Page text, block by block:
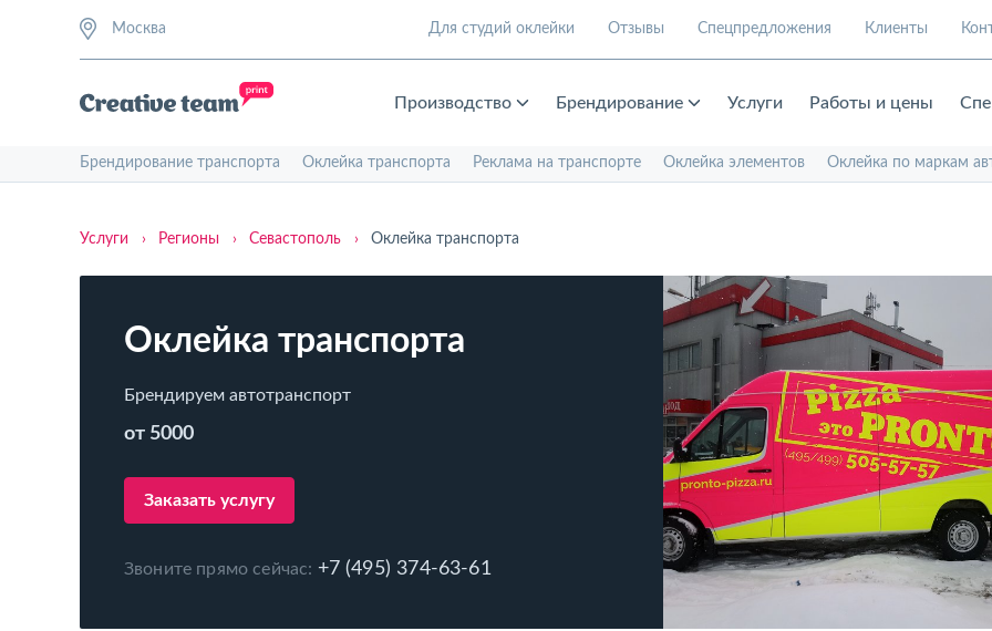
Москва Для студий оклейки Отзывы Спецпредложения Клиенты
Производство Брендирование Услуги Работы и цены
Брендирование транспорта Оклейка транспорта Реклама на транспорте Оклейка элементов Оклейка по маркам
Услуги › Регионы › Севастополь › Оклейка транспорта
Оклейка транспорта
Брендируем автотранспорт
от 5000
Заказать услугу
Звоните прямо сейчас: +7 (495) 374-63-61